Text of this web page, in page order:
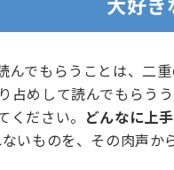
でもらうことは、二
占めして読んでもらう
ださい。 どんなに上
いものを、その肉声か